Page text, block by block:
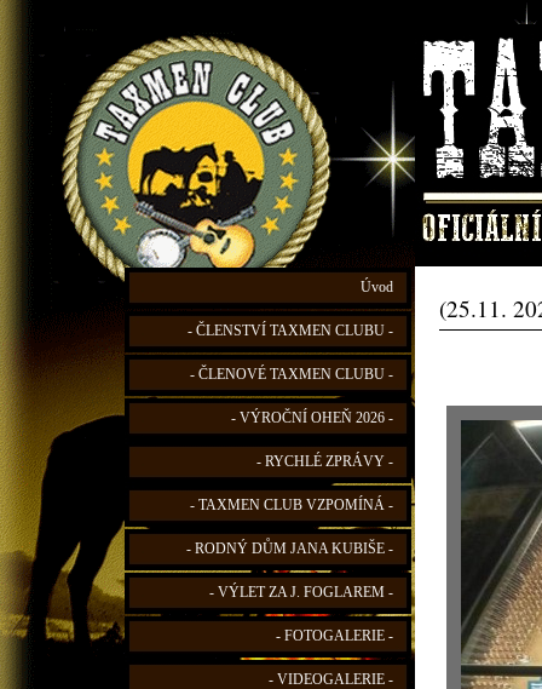
Úvod
- ČLENSTVÍ TAXMEN CLUBU -
- ČLENOVÉ TAXMEN CLUBU -
- VÝROČNÍ OHEŇ 2026 -
- RYCHLÉ ZPRÁVY -
- TAXMEN CLUB VZPOMÍNÁ -
- RODNÝ DŮM JANA KUBIŠE -
- VÝLET ZA J. FOGLAREM -
- FOTOGALERIE -
- VIDEOGALERIE -
(25.11.